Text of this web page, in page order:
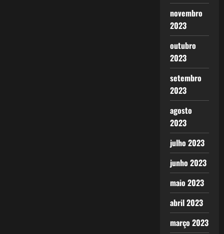
novembro
2023
outubro
2023
setembro
2023
agosto
2023
julho 2023
junho 2023
maio 2023
abril 2023
março 2023